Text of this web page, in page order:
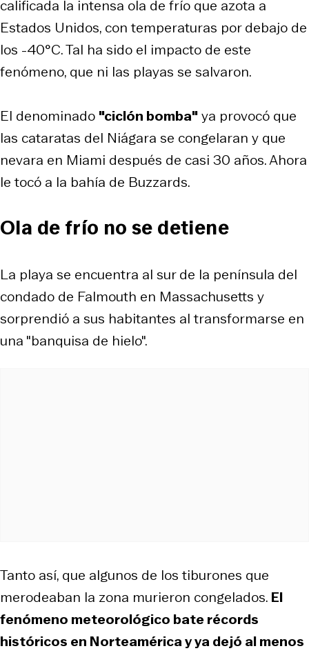
calificada la intensa ola de frío que azota a
Estados Unidos, con temperaturas por debajo de
los -40°C. Tal ha sido el impacto de este
fenómeno, que ni las playas se salvaron.
El denominado "ciclón bomba"ya provocó que
las cataratas del Niágara se congelaran y que
nevara en Miami después de casi 30 años. Ahora
le tocó a la bahía de Buzzards.
Ola de frío no se detiene
La playa se encuentra al sur de la península del
condado de Falmouth en Massachusetts y
sorprendió a sus habitantes al transformarse en
una "banquisa de hielo".
Tanto así, que algunos de los tiburones que
merodeaban la zona murieron congelados. El
fenómeno meteorológico bate récords
históricos en Norteamérica y ya dejó al menos